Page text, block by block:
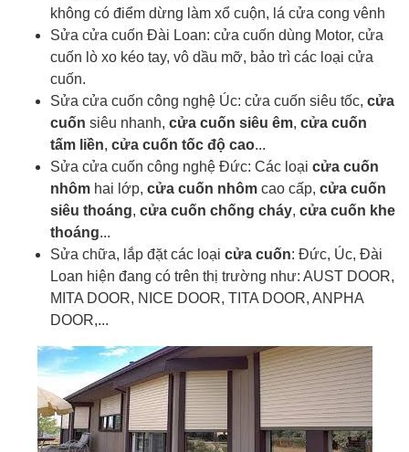
không có điểm dừng làm xổ cuộn, lá cửa cong vênh
Sửa cửa cuốn Đài Loan: cửa cuốn dùng Motor, cửa
cuốn lò xo kéo tay, vô dầu mỡ, bảo trì các loại cửa
cuốn.
Sửa cửa cuốn công nghệ Úc: cửa cuốn siêu tốc, cửa
cuốn siêu nhanh, cửa cuốn siêu êm, cửa cuốn
tấm liền, cửa cuốn tốc độ cao...
Sửa cửa cuốn công nghệ Đức: Các loại cửa cuốn
nhôm hai lớp, cửa cuốn nhôm cao cấp, cửa cuốn
siêu thoáng, cửa cuốn chống cháy, cửa cuốn khe
thoáng...
Sửa chữa, lắp đặt các loại cửa cuốn: Đức, Úc, Đài
Loan hiện đang có trên thị trường như: AUST DOOR,
MITA DOOR, NICE DOOR, TITA DOOR, ANPHA
DOOR,...